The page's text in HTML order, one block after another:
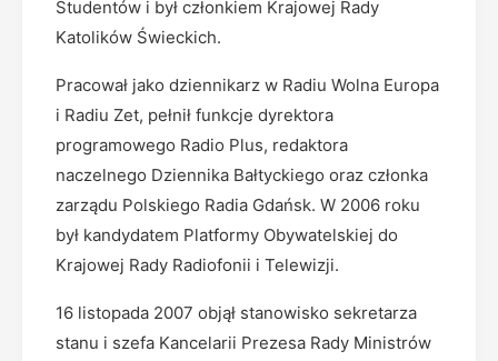
Studentów i był członkiem Krajowej Rady
Katolików Świeckich.
Pracował jako dziennikarz w Radiu Wolna Europa
i Radiu Zet, pełnił funkcje dyrektora
programowego Radio Plus, redaktora
naczelnego Dziennika Bałtyckiego oraz członka
zarządu Polskiego Radia Gdańsk. W 2006 roku
był kandydatem Platformy Obywatelskiej do
Krajowej Rady Radiofonii i Telewizji.
16 listopada 2007 objął stanowisko sekretarza
stanu i szefa Kancelarii Prezesa Rady Ministrów